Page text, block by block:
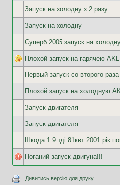
Запуск на холодну з 2 разу
Запуск на холодну
Суперб 2005 запуск на
Плохой запуск на гарячею AKL
Первый запуск со второго раза
Плохой запуск на холодную
Запуск двигателя
Запуск двигателя
Шкода 1.9 тді 81квт 2001 рік
Поганий запуск двигуна!!!
Дивитись версію для друку